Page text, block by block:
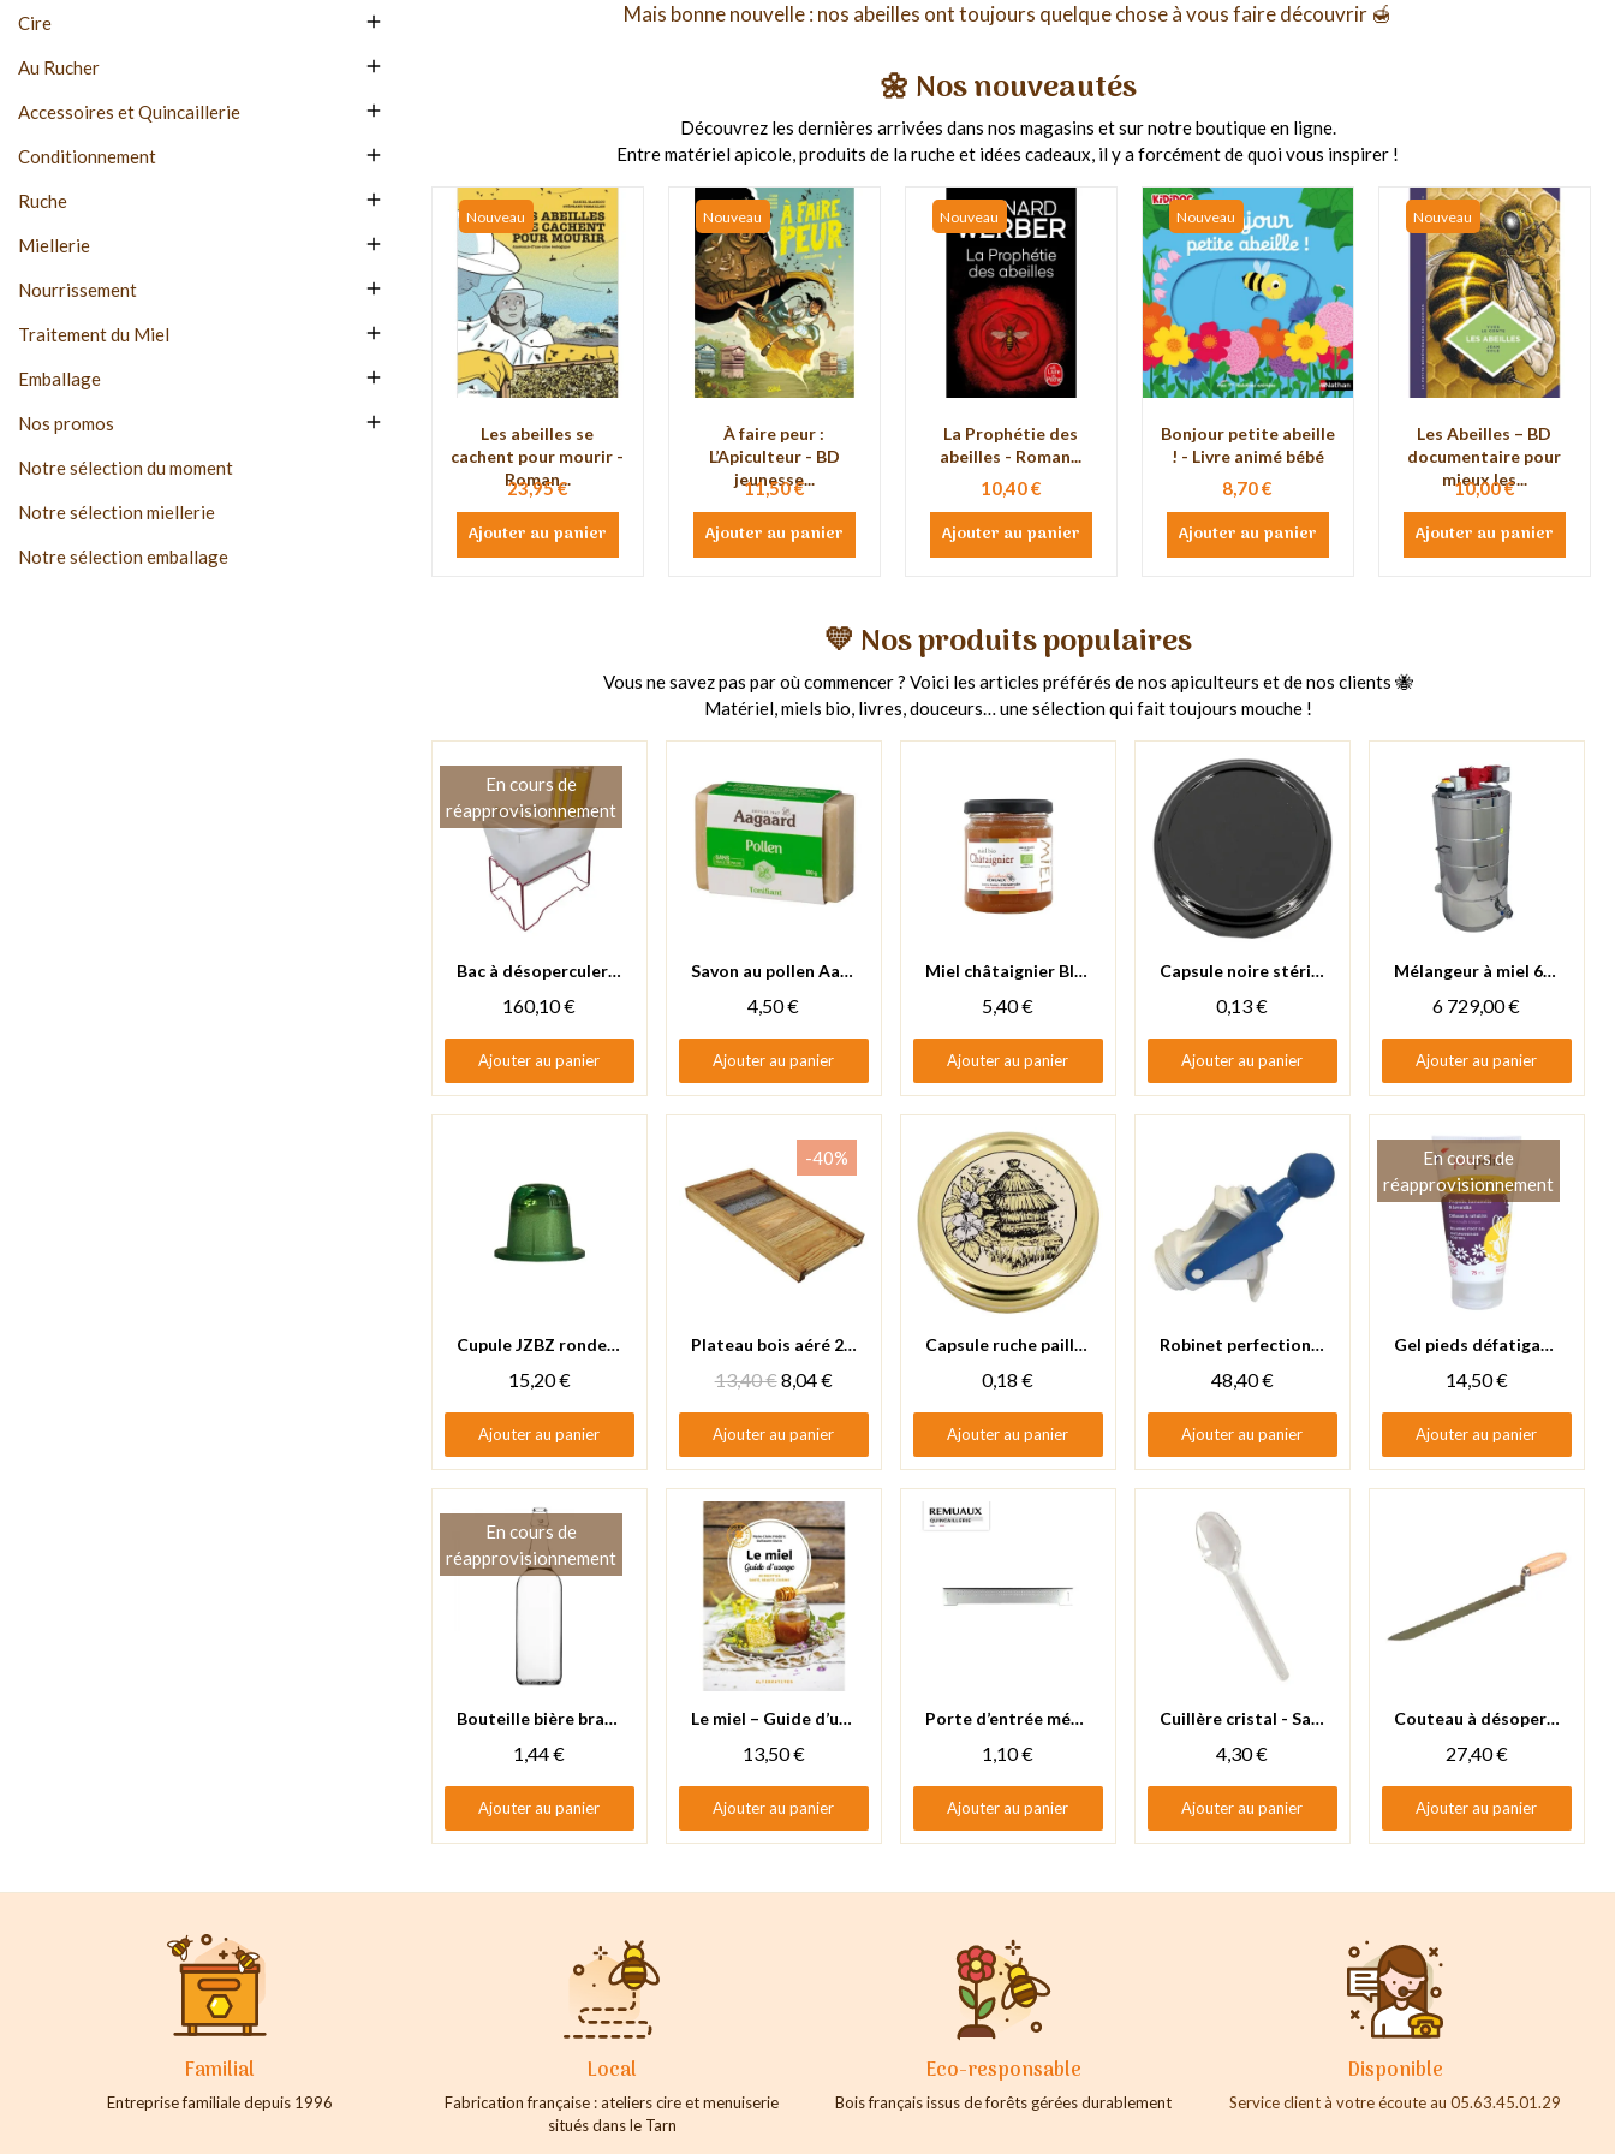
Cire 
Au Rucher 
Accessoires et Quincaillerie 
Conditionnement 
Ruche 
Miellerie 
Nourrissement 
Traitement du Miel 
Emballage 
Nos promos 
Notre sélection du moment
Notre sélection miellerie
Notre sélection emballage
Mais bonne nouvelle : nos abeilles ont toujours quelque chose à vous faire découvrir 🍯
🌼 Nos nouveautés
Découvrez les dernières arrivées dans nos magasins et sur notre boutique en ligne.
Entre matériel apicole, produits de la ruche et idées cadeaux, il y a forcément de quoi vous inspirer !
Nouveau
Les abeilles se
cachent pour mourir -
Roman...
23,95 €
Ajouter au panier
Nouveau
À faire peur :
L’Apiculteur - BD
jeunesse...
11,50 €
Ajouter au panier
Nouveau
La Prophétie des
abeilles - Roman...
10,40 €
Ajouter au panier
Nouveau
Bonjour petite abeille
! - Livre animé bébé
8,70 €
Ajouter au panier
Nouveau
Les Abeilles – BD
documentaire pour
mieux les...
10,00 €
Ajouter au panier
💛 Nos produits populaires
Vous ne savez pas par où commencer ? Voici les articles préférés de nos apiculteurs et de nos clients 🐝
Matériel, miels bio, livres, douceurs… une sélection qui fait toujours mouche !
Aperçu rapide
En cours de
réapprovisionnement
Bac à désoperculer plastique avec support métal - Lega
160,10 €
Ajouter au panier
Aperçu rapide Savon au pollen Aagaard
4,50 €
Ajouter au panier
Aperçu rapide Miel châtaignier BIO 250g
5,40 €
Ajouter au panier
Aperçu rapide Capsule noire stérilisable Ø82
0,13 €
Ajouter au panier
Aperçu rapide Mélangeur à miel 600kg double cuve chauffante 400V FRITZ
6 729,00 €
Ajouter au panier
Aperçu rapide Cupule JZBZ ronde - Sachet de 100
15,20 €
Ajouter au panier
Aperçu rapide
-40%
Plateau bois aéré 280x530x40 finition huile de lin
13,40 €8,04 €
Ajouter au panier
Aperçu rapide Capsule ruche paille Ø82
0,18 €
Ajouter au panier
Aperçu rapide Robinet perfection / guillotine
48,40 €
Ajouter au panier
Aperçu rapide
En cours de
réapprovisionnement
Gel pieds défatigant bio Propolia - Propolis, hamamélis & lavandin
14,50 €
Ajouter au panier
Aperçu rapide
En cours de
réapprovisionnement
Bouteille bière brasseur blanche 75cl
1,44 €
Ajouter au panier
Aperçu rapide Le miel – Guide d’usage
13,50 €
Ajouter au panier
Aperçu rapide Porte d’entrée métal anti frelon - 380 x 45 mm
1,10 €
Ajouter au panier
Aperçu rapide Cuillère cristal - Sachet de 100
4,30 €
Ajouter au panier
Aperçu rapide Couteau à désoperculer dentelé manche bois
27,40 €
Ajouter au panier
Familial
Entreprise familiale depuis 1996
Local
Fabrication française : ateliers cire et menuiserie
situés dans le Tarn
Eco-responsable
Bois français issus de forêts gérées durablement
Disponible
Service client à votre écoute au 05.63.45.01.29